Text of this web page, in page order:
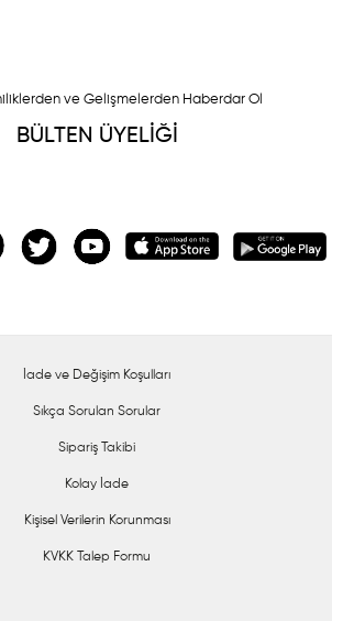
ve Gelişmelerden Haberdar Ol
BÜLTEN ÜYELİĞİ
İade ve Değişim Koşulları
Sıkça Sorulan Sorular
Sipariş Takibi
Kolay İade
Kişisel Verilerin Korunması
KVKK Talep Formu